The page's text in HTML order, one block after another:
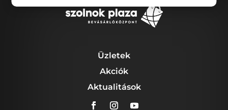
Üzletek
Akciók
Aktualitások